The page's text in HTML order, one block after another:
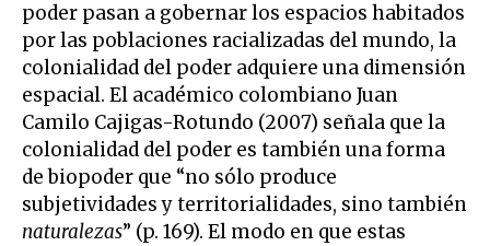
poder pasan a gobernar los espacios habitados
por las poblaciones racializadas del mundo, la
colonialidad del poder adquiere una dimensión
espacial. El académico colombiano Juan
Camilo Cajigas-Rotundo (2007) señala que la
colonialidad del poder es también una forma
de biopoder que “no sólo produce
subjetividades y territorialidades, sino también
naturalezas” (p. 169). El modo en que estas